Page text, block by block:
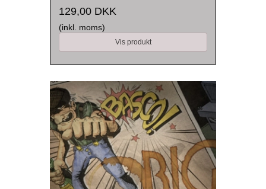
129,00 DKK
(inkl. moms)
Vis produkt